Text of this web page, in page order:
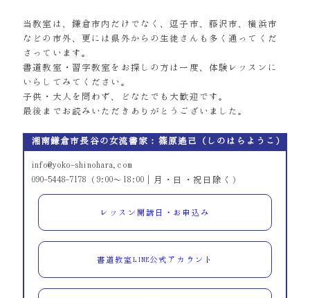
当教室は、鎌倉市内だけでなく、逗子市、藤沢市、横浜市
などの市外、更には県外からの生徒さんも多く通ってくだ
さっています。
書道教室・習字教室をお探しの方は一度、体験レッスンに
いらしてみてください。
子供・大人を問わず、どなたでも大歓迎です。
最後までお読みいただきありがとうございました。
湘南鎌倉市長谷の女流書家：篠原遙己（しのはらようこ）
info@yoko-shinohara.com
090-5448-7178（9:00～18:00｜月・日・祝日除く）
レッスン開講日・お申込み
書道教室LINE公式アカウント